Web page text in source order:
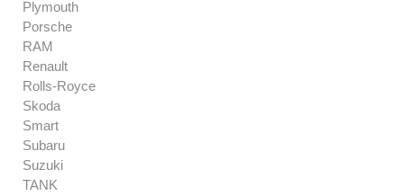
Plymouth
Porsche
RAM
Renault
Rolls-Royce
Skoda
Smart
Subaru
Suzuki
TANK